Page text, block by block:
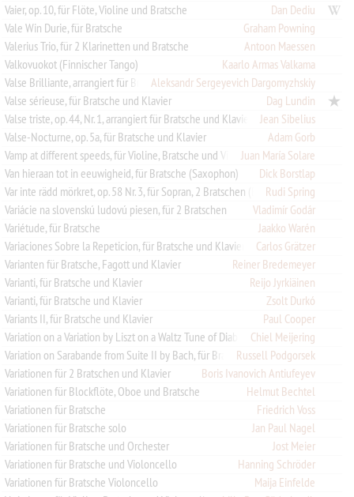
Vaier, op. 10, für Flöte, Violine und Bratsche
Dan Dediu
Vale Win Durie, für Bratsche
Graham Powning
Valerius Trio, für 2 Klarinetten und Bratsche
Antoon Maessen
Valkovuokot (Finnischer Tango)
Kaarlo Armas Valkama
Valse Brilliante, arrangiert für BratschenquartettAleksandr Sergeyevich Dargomyzhskiy
Valse sérieuse, für Bratsche und Klavier
Dag Lundin
Valse triste, op. 44, Nr. 1, arrangiert für Bratsche und Klavier, 1907Jean Sibelius
Valse-Nocturne, op. 5a, für Bratsche und Klavier
Adam Gorb
Vamp at different speeds, für Violine, Bratsche und VioloncelloJuan María Solare
Van hieraan tot in eeuwigheid, für Bratsche (Saxophon)
Dick Borstlap
Var inte rädd mörkret, op. 58 Nr. 3, für Sopran, 2 Bratschen (Bratsche/Violoncello oder 2 Violoncelli), 2 Fassungen
Rudi Spring
Variácie na slovenskú ludovú piesen, für 2 Bratschen
Vladimír Godár
Variétude, für Bratsche
Jaakko Warén
Variaciones Sobre la Repeticion, für Bratsche und Klavier
Carlos Grätzer
Varianten für Bratsche, Fagott und Klavier
Reiner Bredemeyer
Varianti, für Bratsche und Klavier
Reijo Jyrkiäinen
Varianti, für Bratsche und Klavier
Zsolt Durkó
Variants II, für Bratsche und Klavier
Paul Cooper
Variation on a Variation by Liszt on a Waltz Tune of Diabelli, für Violine und Bratsche
Chiel Meijering
Variation on Sarabande from Suite II by Bach, für BratscheRussell Podgorsek
Variationen für 2 Bratschen und Klavier
Boris Ivanovich Antiufeyev
Variationen für Blockflöte, Oboe und Bratsche
Helmut Bechtel
Variationen für Bratsche
Friedrich Voss
Variationen für Bratsche solo
Jan Paul Nagel
Variationen für Bratsche und Orchester
Jost Meier
Variationen für Bratsche und Violoncello
Hanning Schröder
Variationen für Bratsche Violoncello
Maija Einfelde